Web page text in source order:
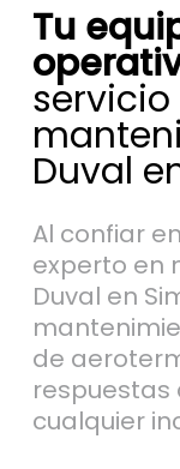
Tu
servicio
Duval
Al confiar
experto en
Duval en
de
respuestas
cualquier